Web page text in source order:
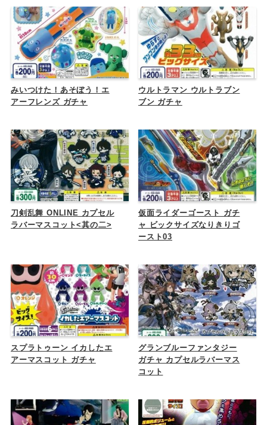
みいつけた！あそぼう！エ
アーフレンズ ガチャ
ウルトラマン ウルトラブン
ブン ガチャ
刀剣乱舞 ONLINE カプセル
ラバーマスコット<其の二>
仮面ライダーゴースト ガチ
ャ ビックサイズなりきりゴ
ースト03
スプラトゥーン イカしたエ
アーマスコット ガチャ
グランブルーファンタジー
ガチャ カプセルラバーマス
コット